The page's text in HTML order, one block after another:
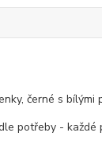
černé s bílými
potřeby - každé